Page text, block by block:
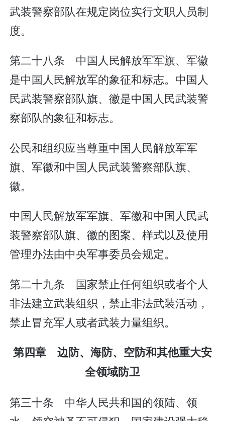
武装警察部队在规定岗位实行文职人员制
度。
第二十八条 中国人民解放军军旗、军徽
是中国人民解放军的象征和标志。中国人
民武装警察部队旗、徽是中国人民武装警
察部队的象征和标志。
公民和组织应当尊重中国人民解放军军
旗、军徽和中国人民武装警察部队旗、
徽。
中国人民解放军军旗、军徽和中国人民武
装警察部队旗、徽的图案、样式以及使用
管理办法由中央军事委员会规定。
第二十九条 国家禁止任何组织或者个人
非法建立武装组织，禁止非法武装活动，
禁止冒充军人或者武装力量组织。
第四章 边防、海防、空防和其他重大安
全领域防卫
第三十条 中华人民共和国的领陆、领